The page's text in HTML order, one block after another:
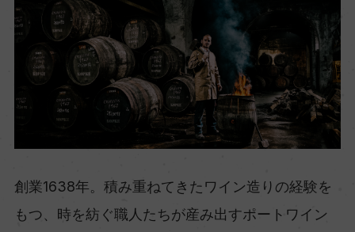
創業1638年。積み重ねてきたワイン造りの経験を
もつ、時を紡ぐ職人たちが産み出すポートワイン